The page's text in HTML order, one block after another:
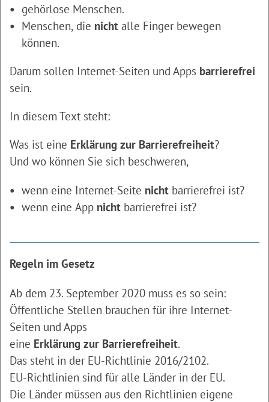
gehörlose Menschen.
Menschen, die nicht alle Finger bewegen
können.
Darum sollen Internet-Seiten und Apps barrierefrei
sein.
In diesem Text steht:
Was ist eine Erklärung zur Barrierefreiheit?
Und wo können Sie sich beschweren,
wenn eine Internet-Seite nicht barrierefrei ist?
wenn eine App nicht barrierefrei ist?
Regeln im Gesetz
Ab dem 23. September 2020 muss es so sein:
Öffentliche Stellen brauchen für ihre Internet-
Seiten und Apps
eine Erklärung zur Barrierefreiheit.
Das steht in der EU-Richtlinie 2016/2102.
EU-Richtlinien sind für alle Länder in der EU.
Die Länder müssen aus den Richtlinien eigene